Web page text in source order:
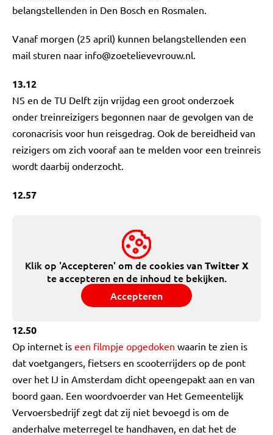
belangstellenden in Den Bosch en Rosmalen.
Vanaf morgen (25 april) kunnen belangstellenden een
mail sturen naar info@zoetelievevrouw.nl.
13.12
NS en de TU Delft zijn vrijdag een groot onderzoek
onder treinreizigers begonnen naar de gevolgen van de
coronacrisis voor hun reisgedrag. Ook de bereidheid van
reizigers om zich vooraf aan te melden voor een treinreis
wordt daarbij onderzocht.
12.57
Klik op 'Accepteren' om de cookies vanTwitter X
te accepteren en de inhoud te bekijken.
Accepteren
12.50
Op internet is een filmpje opgedoken waarin te zien is
dat voetgangers, fietsers en scooterrijders op de pont
over het IJ in Amsterdam dicht opeengepakt aan en van
boord gaan. Een woordvoerder van Het Gemeentelijk
Vervoersbedrijf zegt dat zij niet bevoegd is om de
anderhalve meterregel te handhaven, en dat het de